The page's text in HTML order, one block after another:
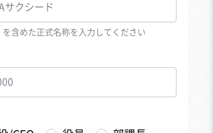
含めた正式名称を入力してください